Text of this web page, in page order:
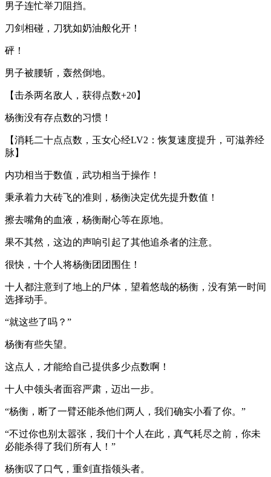
男子连忙举刀阻挡。
刀剑相碰，刀犹如奶油般化开！
砰！
男子被腰斩，轰然倒地。
【击杀两名敌人，获得点数+20】
杨衡没有存点数的习惯！
【消耗二十点点数，玉女心经LV2：恢复速度提升，可滋养经
脉】
内功相当于数值，武功相当于操作！
秉承着力大砖飞的准则，杨衡决定优先提升数值！
擦去嘴角的血液，杨衡耐心等在原地。
果不其然，这边的声响引起了其他追杀者的注意。
很快，十个人将杨衡团团围住！
十人都注意到了地上的尸体，望着悠哉的杨衡，没有第一时间
选择动手。
“就这些了吗？”
杨衡有些失望。
这点人，才能给自己提供多少点数啊！
十人中领头者面容严肃，迈出一步。
“杨衡，断了一臂还能杀他们两人，我们确实小看了你。”
“不过你也别太嚣张，我们十个人在此，真气耗尽之前，你未
必能杀得了我们所有人！”
杨衡叹了口气，重剑直指领头者。